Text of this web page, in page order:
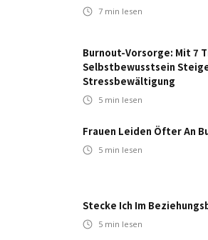
7 min lesen
Burnout-Vorsorge: Mit 7
Selbstbewusstsein
Stressbewältigung
5 min lesen
Frauen Leiden Öfter An
5 min lesen
Stecke Ich Im
5 min lesen